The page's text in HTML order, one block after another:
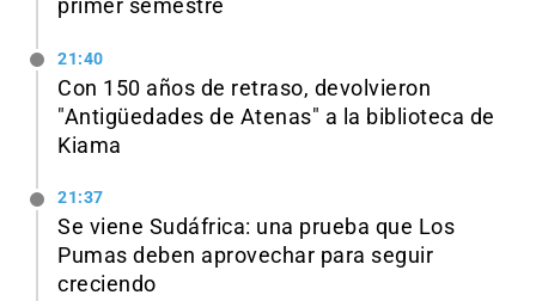
primer semestre
21:40
Con 150 años de retraso, devolvieron
"Antigüedades de Atenas" a la biblioteca de
Kiama
21:37
Se viene Sudáfrica: una prueba que Los
Pumas deben aprovechar para seguir
creciendo